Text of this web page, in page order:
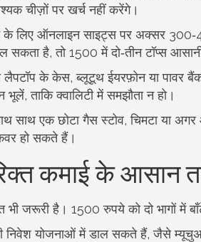
चीज़ों पर खर्च नहीं करेंगे।
के लिए ऑनलाइन साइट्स पर अक्सर
सकता है, तो 1500 में दो‑तीन टॉप्स
लैपटॉप के केस, ब्लूटूथ ईयरफ़ोन या पावर
ताकि क्वालिटी में समझौता न हो।
साथ एक छोटा गैस स्टोव, चिमटा या
हो सकते हैं।
कमाई के आसान
जरूरी है। 1500 रुपये को दो भागों में
निवेश योजनाओं में डाल सकते हैं, जैसे